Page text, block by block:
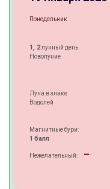
Понедельник
1, 2лунный день
Новолуние
Луна в знаке
Водолей
Магнитные бури:
1 балл
Нежелательный:
-